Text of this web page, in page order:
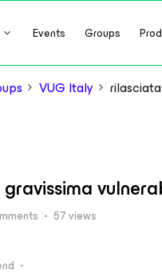
Events Groups
VUG Italy
57 views